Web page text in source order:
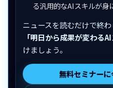
る汎用的なAIスキルが身
ニュースを読むだけで終わ
「明日から成果が変わるAI
けましょう。
無料セミナー